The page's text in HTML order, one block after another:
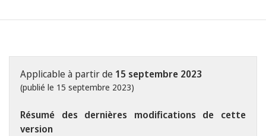
Applicable à partir de 15 septembre 2023
(publié le 15 septembre 2023)
Résumé des dernières modifications de cette
version